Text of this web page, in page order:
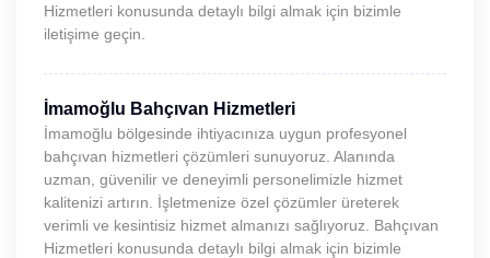
Hizmetleri konusunda detaylı bilgi almak için bizimle
iletişime geçin.
İmamoğlu Bahçıvan Hizmetleri
İmamoğlu bölgesinde ihtiyacınıza uygun profesyonel
bahçıvan hizmetleri çözümleri sunuyoruz. Alanında
uzman, güvenilir ve deneyimli personelimizle hizmet
kalitenizi artırın. İşletmenize özel çözümler üreterek
verimli ve kesintisiz hizmet almanızı sağlıyoruz. Bahçıvan
Hizmetleri konusunda detaylı bilgi almak için bizimle